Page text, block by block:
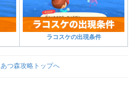
ラコスケの出現条件
あつ森攻略トップへ